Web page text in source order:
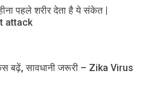
पहले शरीर देता है ये संकेत |
attack
बढ़ें, सावधानी जरूरी – Zika Virus